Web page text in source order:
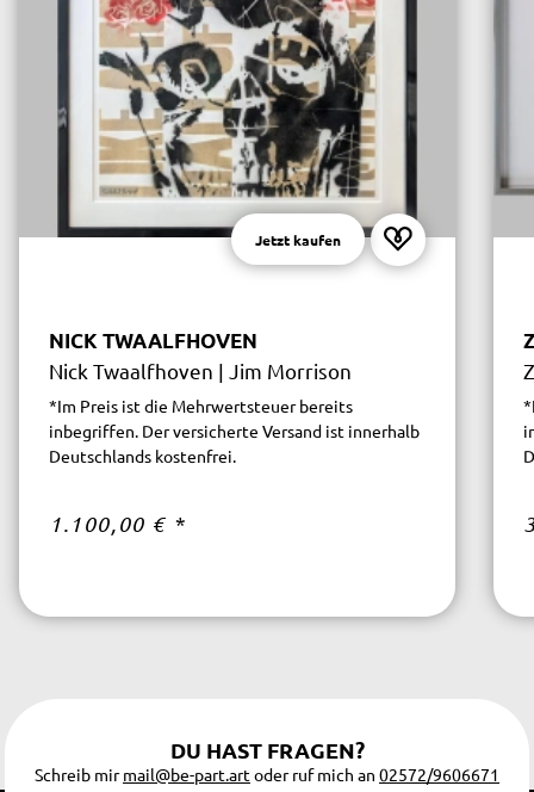
Jetzt kaufen
NICK TWAALFHOVEN
Nick Twaalfhoven | Jim Morrison
*Im Preis ist die Mehrwertsteuer bereits
inbegriffen. Der versicherte Versand ist innerhalb
Deutschlands kostenfrei.
1.100,00 € *
DU HAST FRAGEN?
Schreib mirmail@be-part.artoder ruf mich an 02572/9606671